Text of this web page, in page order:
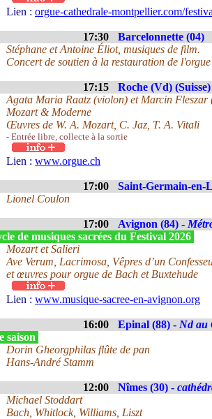
Lien : orgue-cathedrale-montpellier.com/
17:30 Barcelonnette (04)
Stéphane et Antoine Éliot, musiques de film.
Concert de soutien à la restauration de
17:15 Roche (Vd)
Agata Maria Raatz (violon) et Marcin Fleszar
Mozart & Moderne
Œuvres de W. A. Mozart, C. Jaz, T. A. Vitali
- Entrée libre, collecte à la sortie
Lien : www.orgue.ch
17:00 Saint-Germain-en-
Lionel Coulon
17:00 Avignon (84) -
de musiques sacrées du Festival 2026
Mozart et Salieri
Ave Verum, Lacrimosa, Vêpres d’un
et œuvres pour orgue de Bach et Buxtehude
Lien : www.musique-sacree-en-avignon.org
16:00 Epinal (88) - Nd au
saison
Dorin Gheorgphilas flûte de pan
Hans-André Stamm
12:00 Nîmes (30) -
Michael Stoddart
Bach, Whitlock, Williams, Liszt